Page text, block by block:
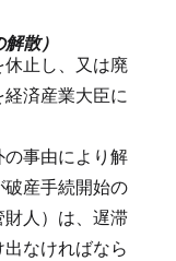
散）
止し、又は廃
済産業大臣に
事由により解
産手続開始の
人）は、遅滞
なければなら